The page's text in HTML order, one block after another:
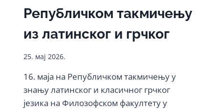
Републичком такмичењу
из латинског и грчког
25. мај 2026.
16. маја на Републичком такмичењу у
знању латинског и класичног грчког
језика на Филозофском факултету у